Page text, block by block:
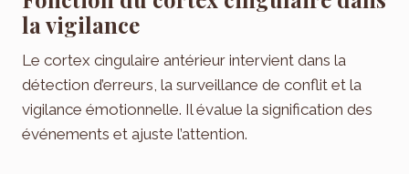
la vigilance
Le cortex cingulaire antérieur intervient dans la
détection d’erreurs, la surveillance de conflit et la
vigilance émotionnelle. Il évalue la signification des
événements et ajuste l’attention.